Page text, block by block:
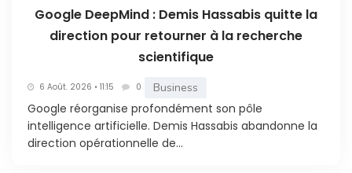
Google DeepMind : Demis Hassabis quitte la
direction pour retourner à la recherche
scientifique
6 Août. 2026 • 11:15 0 Business
Google réorganise profondément son pôle
intelligence artificielle. Demis Hassabis abandonne la
direction opérationnelle de...